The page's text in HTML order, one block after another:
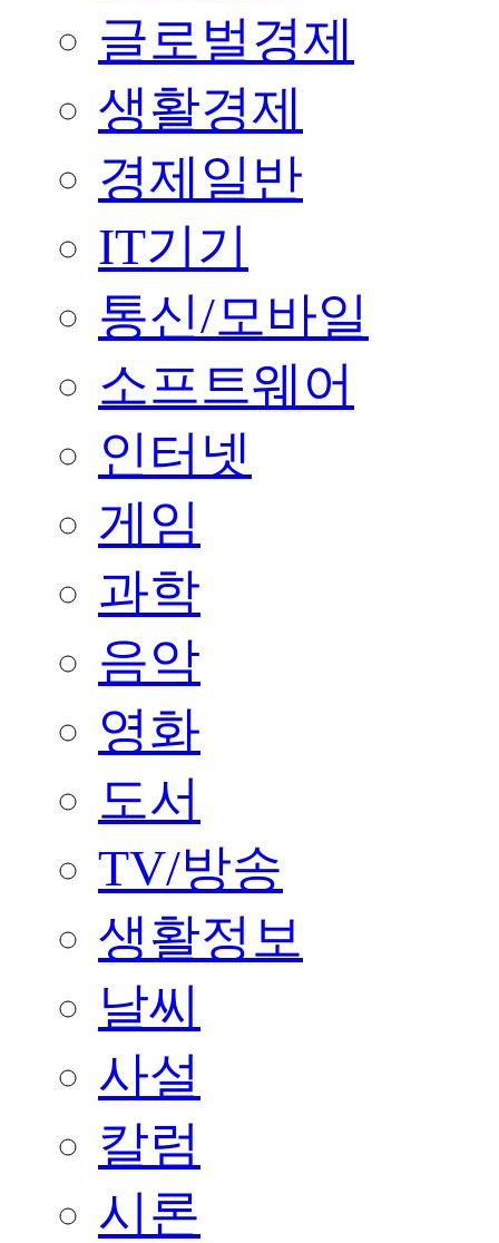
글로벌경제
생활경제
경제일반
IT기기
통신/모바일
소프트웨어
인터넷
게임
과학
음악
영화
도서
TV/방송
생활정보
날씨
사설
칼럼
시론